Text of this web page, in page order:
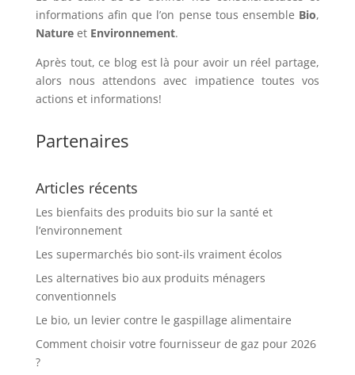
informations afin que l’on pense tous ensemble Bio,
Natureet Environnement.
Après tout, ce blog est là pour avoir un réel partage,
alors nous attendons avec impatience toutes vos
actions et informations!
Partenaires
Articles récents
Les bienfaits des produits bio sur la santé et
l’environnement
Les supermarchés bio sont-ils vraiment écolos
Les alternatives bio aux produits ménagers
conventionnels
Le bio, un levier contre le gaspillage alimentaire
Comment choisir votre fournisseur de gaz pour 2026
?